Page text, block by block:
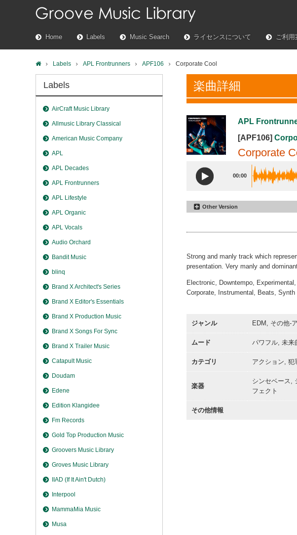
Home Labels Music Search ライセンスについて ご利用
Labels APL Frontrunners APF106 Corporate Cool
楽曲詳細
APL
[APF106]
Corporate
00:00
Other Version
Strong and manly track which
presentation. Very manly and
Electronic, Downtempo,
Corporate, Instrumental, Beats, Synth
ジャンル EDM, その他-
ムード パワフル, 未来
カテゴリ アクション, 犯
楽器
シンセベース,
フェクト
その他情報
Labels
AirCraft Music Library
Allmusic Library Classical
American Music Company
APL
APL Decades
APL Frontrunners
APL Lifestyle
APL Organic
APL Vocals
Audio Orchard
Bandit Music
blinq
Brand X Architect's Series
Brand X Editor's Essentials
Brand X Production Music
Brand X Songs For Sync
Brand X Trailer Music
Catapult Music
Doudam
Edene
Edition Klangidee
Fm Records
Gold Top Production Music
Groovers Music Library
Groves Music Library
IIAD (If It Ain't Dutch)
Interpool
MammaMia Music
Musa